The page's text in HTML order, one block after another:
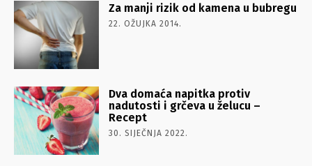
Za manji rizik od kamena u bubregu
22. OŽUJKA 2014.
Dva domaća napitka protiv
nadutosti i grčeva u želucu –
Recept
30. SIJEČNJA 2022.